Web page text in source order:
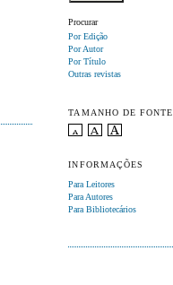
Procurar
Por Edição
Por Autor
Por Título
Outras revistas
TAMANHO DE FONTE
INFORMAÇÕES
Para Leitores
Para Autores
Para Bibliotecários